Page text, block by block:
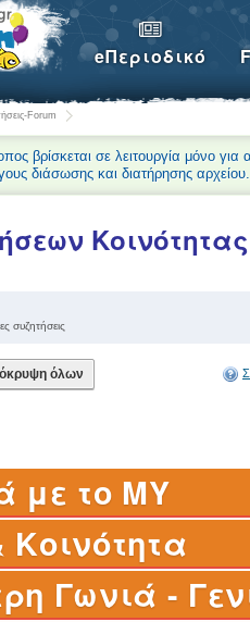
eΠεριοδικό
Forum
βρίσκεται σε λειτουργία μόνο
διάσωσης και διατήρησης αρχείου.
συζητήσεις
όλων
με το MY
Γωνιά -